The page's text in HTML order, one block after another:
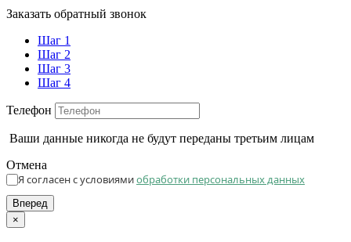
Заказать обратный звонок
Шаг 1
Шаг 2
Шаг 3
Шаг 4
Телефон
Ваши данные никогда не будут переданы третьим лицам
Отмена
Я согласен с условиямиобработки персональных данных
Вперед
×